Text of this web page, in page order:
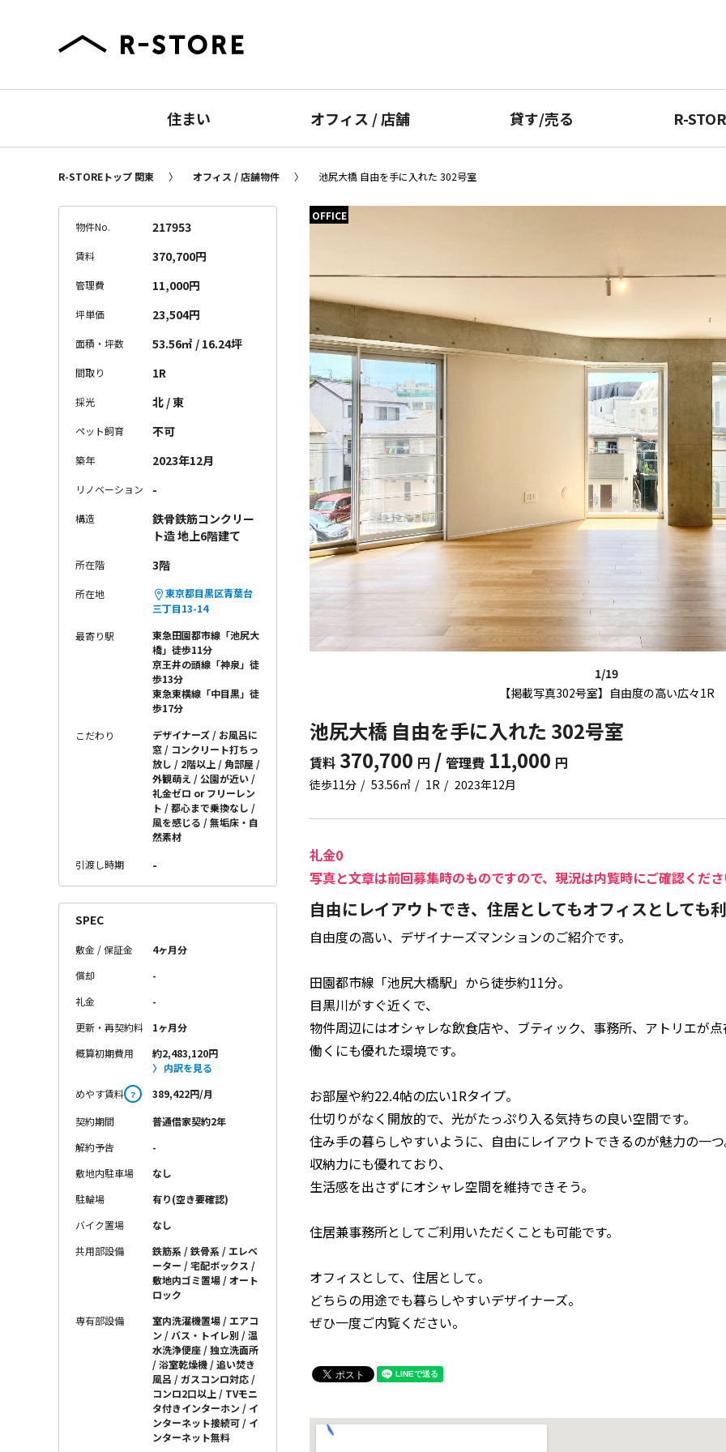
住まい オフィス /店舗 貸す/売る R-
R-STOREトップ 関東 オフィス / 店舗物件 池尻大橋 自由を手に入れた 302号室
1/19
【掲載写真302号室】自由度の高い広々1R
〈
OFFICE
池尻大橋 自由を手に入れた 302号室
賃料 370,700 円 / 管理費 11,000 円
徒歩11分 53.56㎡ 1R 2023年12月
礼金0
写真と文章は前回募集時のものですので、現況は内覧時にご確認くだ
自由にレイアウトでき、住居としてもオフィスとしても
自由度の高い、デザイナーズマンションのご紹介です。
田園都市線「池尻大橋駅」から徒歩約11分。
目黒川がすぐ近くで、
物件周辺にはオシャレな飲食店や、ブティック、事務所、アトリエが
働くにも優れた環境です。
お部屋や約22.4帖の広い1Rタイプ。
仕切りがなく開放的で、光がたっぷり入る気持ちの良い空間です。
住み手の暮らしやすいように、自由にレイアウトできるのが魅力の一
収納力にも優れており、
生活感を出さずにオシャレ空間を維持できそう。
住居兼事務所としてご利用いただくことも可能です。
オフィスとして、住居として。
どちらの用途でも暮らしやすいデザイナーズ。
ぜひ一度ご内覧ください。
物件No. 217953
賃料 370,700円
管理費 11,000円
坪単価 23,504円
面積・坪数 53.56㎡ / 16.24坪
間取り 1R
採光 北 / 東
ペット飼育 不可
築年 2023年12月
リノベーション -
構造
鉄骨鉄筋コンクリー
ト造 地上6階建て
所在階 3階
所在地
東京都目黒区青葉台
三丁目13-14
最寄り駅
東急田園都市線「池尻大
橋」徒歩11分
京王井の頭線「神泉」徒
歩13分
東急東横線「中目黒」徒
歩17分
こだわり デザイナーズ
お風呂に
窓
コンクリート打ちっ
放し
2階以上
角部屋
外観萌え
公園が近い
礼金ゼロ or フリーレン
ト
都心まで乗換なし
風を感じる
無垢床・自
然素材
引渡し時期 -
SPEC
敷金 / 保証金
4ヶ月分
償却
-
礼金
-
更新・再契約料
1ヶ月分
概算初期費用
約2,483,120円
内訳を見る
めやす賃料 ？ 389,422円/月
契約期間
普通借家契約2年
解約予告
-
敷地内駐車場
なし
駐輪場
有り(空き要確認)
バイク置場
なし
共用部設備
鉄筋系 / 鉄骨系 / エレベ
ーター / 宅配ボックス /
敷地内ゴミ置場 / オート
ロック
専有部設備
室内洗濯機置場 / エアコ
ン / バス・トイレ別 / 温
水洗浄便座 / 独立洗面所
/ 浴室乾燥機 / 追い焚き
風呂 / ガスコンロ対応 /
コンロ2口以上 / TVモニ
タ付きインターホン / イ
ンターネット接続可 / イ
ンターネット無料